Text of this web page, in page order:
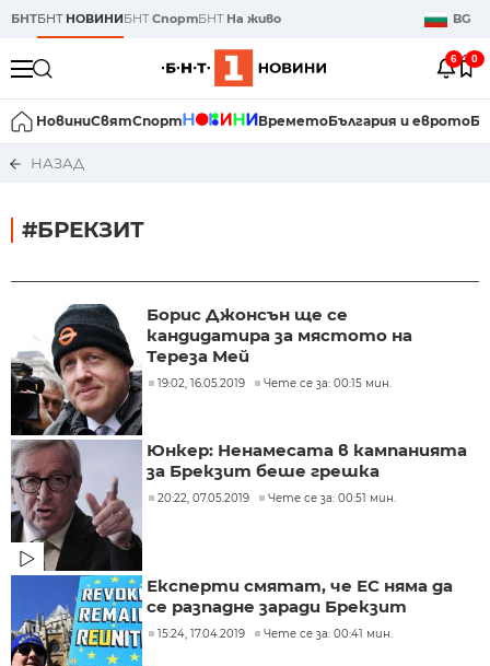
БНТБНТ НОВИНИБНТСпортБНТ На живо BG
6 0
НовиниСвятСпорт ВреметоБългария и еврото
НАЗАД
#БРЕКЗИТ
Борис Джонсън ще се
кандидатира за мястото на
Тереза Мей
19:02, 16.05.2019 Чете се за: 00:15 мин.
Юнкер: Ненамесата в кампанията
за Брекзит беше грешка
20:22, 07.05.2019 Чете се за: 00:51 мин.
Експерти смятат, че ЕС няма да
се разпадне заради Брекзит
15:24, 17.04.2019 Чете се за: 00:41 мин.